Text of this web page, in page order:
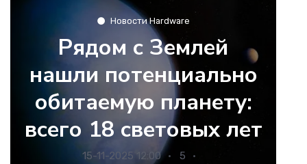
Новости Hardware
Рядом с Землей
нашли потенциально
обитаемую планету:
всего 18 световых лет
15-11-2025 12:00 5